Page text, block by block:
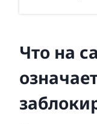
Что на